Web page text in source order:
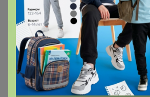
Lutecia
Классный, можно носить с разными
L сел хорошо, не полнит большую
170 наверное будут рукава коротки
9 октября, 2025 19:09
Блузка для девочки